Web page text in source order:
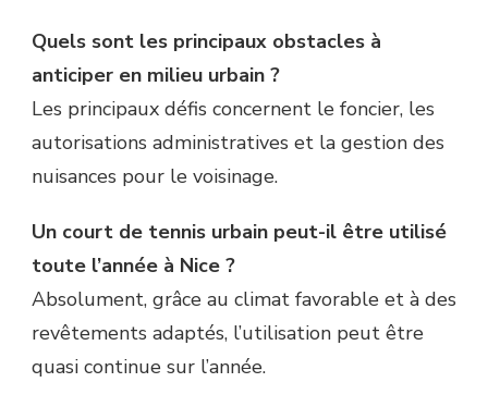
Quels sont les principaux obstacles à
anticiper en milieu urbain ?
Les principaux défis concernent le foncier, les
autorisations administratives et la gestion des
nuisances pour le voisinage.
Un court de tennis urbain peut-il être utilisé
toute l’année à Nice ?
Absolument, grâce au climat favorable et à des
revêtements adaptés, l’utilisation peut être
quasi continue sur l’année.